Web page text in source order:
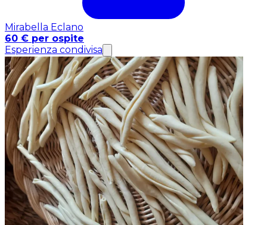
Mirabella Eclano
60 € per ospite
Esperienza condivisa